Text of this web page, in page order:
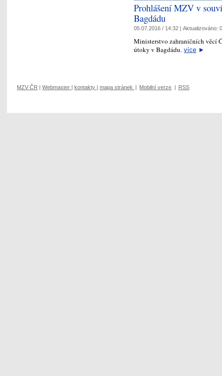
Prohlášení MZV v
Bagdádu
05.07.2016 / 14:32 | Aktualizováno:
Ministerstvo zahraničních věcí
útoky v Bagdádu. více ►
MZV ČR | Webmaster | kontakty | mapa stránek | Mobilní verze | RSS